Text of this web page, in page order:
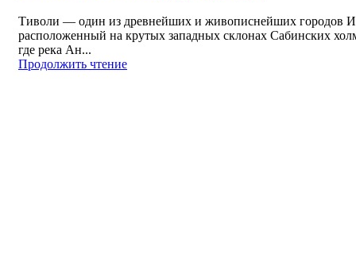
Тиволи — один из древнейших и живописнейших городов
расположенный на крутых западных склонах Сабинских
где река Ан...
Продолжить чтение